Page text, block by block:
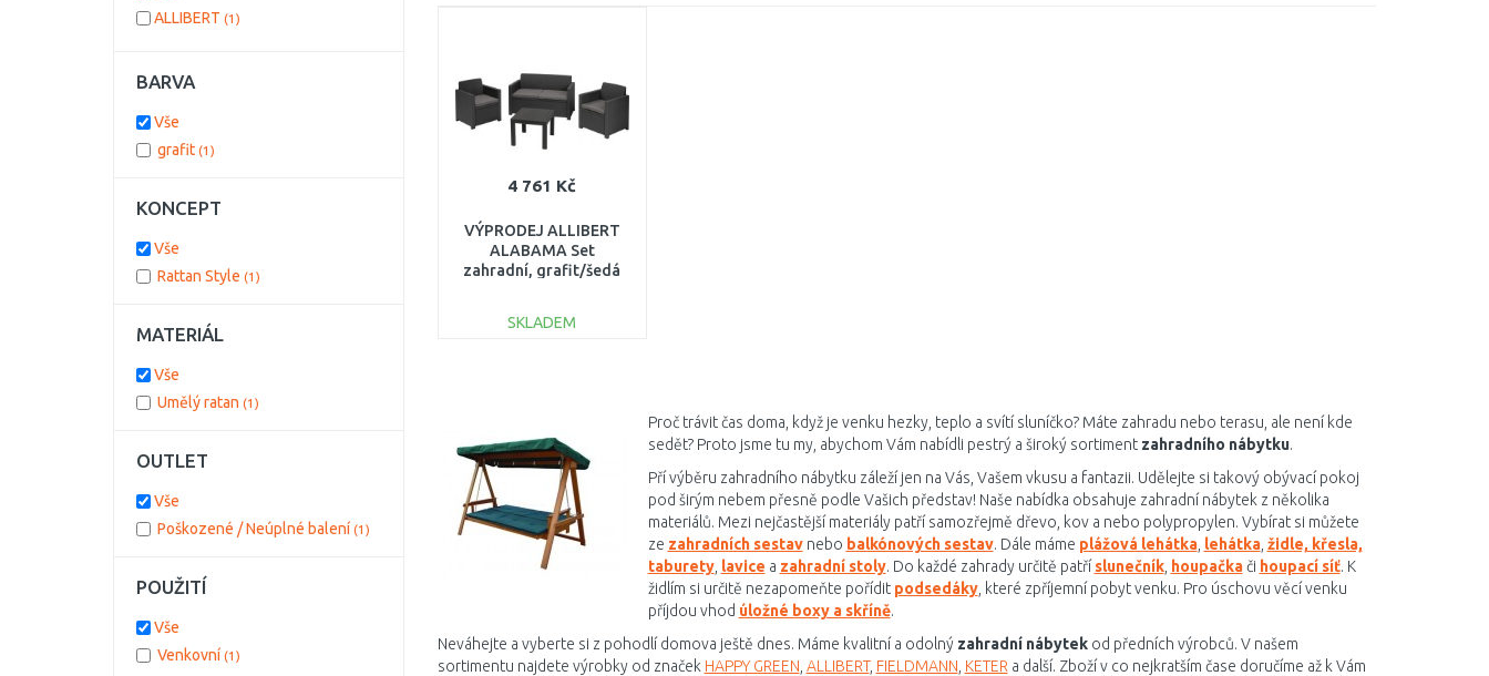
4 761 Kč
VÝPRODEJ ALLIBERT
ALABAMA Set
zahradní, grafit/šedá
SKLADEM
Proč trávit čas doma, když je venku hezky, teplo a svítí sluníčko? Máte zahradu nebo terasu, ale není kde
sedět? Proto jsme tu my, abychom Vám nabídli pestrý a široký sortiment zahradního nábytku.
Pří výběru zahradního nábytku záleží jen na Vás, Vašem vkusu a fantazii. Udělejte si takový obývací pokoj
pod širým nebem přesně podle Vašich představ! Naše nabídka obsahuje zahradní nábytek z několika
materiálů. Mezi nejčastější materiály patří samozřejmě dřevo, kov a nebo polypropylen. Vybírat si můžete
ze zahradních sestavnebo balkónových sestav. Dále máme plážová lehátka, lehátka, židle, křesla,
taburety, lavice a zahradní stoly. Do každé zahrady určitě patří slunečník, houpačkači houpací síť. K
židlím si určitě nezapomeňte pořídit podsedáky, které zpříjemní pobyt venku. Pro úschovu věcí venku
příjdou vhod úložné boxy a skříně.
Neváhejte a vyberte si z pohodlí domova ještě dnes. Máme kvalitní a odolný zahradní nábytekod předních výrobců. V našem
sortimentu najdete výrobky od značek HAPPY GREEN ALLIBERT, FIELDMANN KETER a další. Zboží v co nejkratším čase doručíme až k Vám
ALLIBERT (1)
BARVA
Vše
grafit (1)
KONCEPT
Vše
Rattan Style (1)
MATERIÁL
Vše
Umělý ratan (1)
OUTLET
Vše
Poškozené / Neúplné balení (1)
POUŽITÍ
Vše
Venkovní (1)